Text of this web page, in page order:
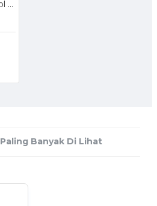
Kenmaster B400 Tool Box
Paling Banyak Di Lihat